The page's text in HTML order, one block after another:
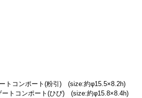
トコンポート(粉引)　(size:約φ15.5×8.2h)
トコンポート(ひび)　(size:約φ15.8×8.4h)